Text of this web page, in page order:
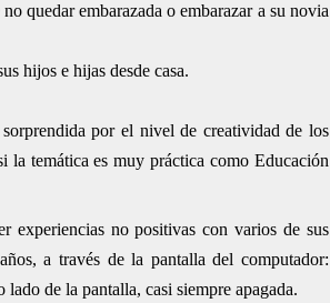
quedar embarazada o embarazar a su novia
hijos e hijas desde casa.
por el nivel de creatividad de los
la temática es muy práctica como Educación
experiencias no positivas con varios de sus
a través de la pantalla del computador:
de la pantalla, casi siempre apagada.